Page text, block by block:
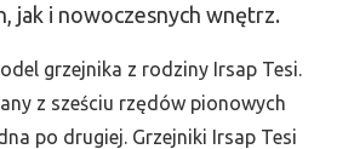
jak i nowoczesnych wnętrz.
grzejnika z rodziny Irsap Tesi.
z sześciu rzędów pionowych
po drugiej. Grzejniki Irsap Tesi